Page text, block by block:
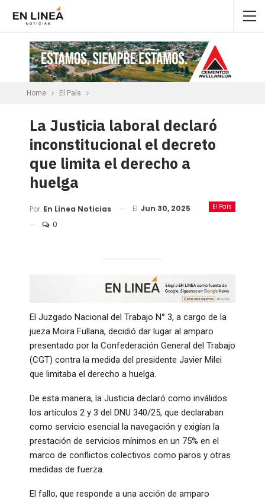
Home El País
La Justicia laboral declaró
inconstitucional el decreto
que limita el derecho a
huelga
El País
Por En Linea Noticias El Jun 30, 2025
0
El Juzgado Nacional del Trabajo N° 3, a cargo de la
jueza Moira Fullana, decidió dar lugar al amparo
presentado por la Confederación General del Trabajo
(CGT) contra la medida del presidente Javier Milei
que limitaba el derecho a huelga.
De esta manera, la Justicia declaró como inválidos
los artículos 2 y 3 del DNU 340/25, que declaraban
como servicio esencial la navegación y exigían la
prestación de servicios mínimos en un 75% en el
marco de conflictos colectivos como paros y otras
medidas de fuerza.
El fallo, que responde a una acción de amparo